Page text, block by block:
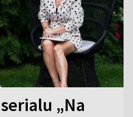
„Na